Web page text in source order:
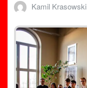
Kamil Krasowski